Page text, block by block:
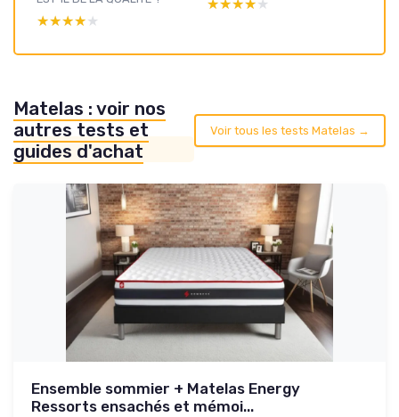
★★★★★
★★★★★
★★★★★
★★★★★
Matelas : voir nos
autres tests et
guides d'achat
Voir tous les tests Matelas →
Ensemble sommier + Matelas Energy
Ressorts ensachés et mémoi...